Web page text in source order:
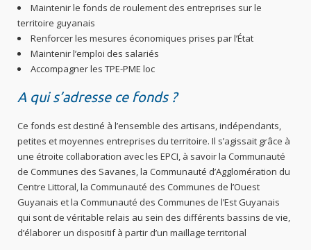
Maintenir le fonds de roulement des entreprises sur le
territoire guyanais
Renforcer les mesures économiques prises par l’État
Maintenir l’emploi des salariés
Accompagner les TPE-PME loc
A qui s’adresse ce fonds ?
Ce fonds est destiné à l’ensemble des artisans, indépendants,
petites et moyennes entreprises du territoire. Il s’agissait grâce à
une étroite collaboration avec les EPCI, à savoir la Communauté
de Communes des Savanes, la Communauté d’Agglomération du
Centre Littoral, la Communauté des Communes de l’Ouest
Guyanais et la Communauté des Communes de l’Est Guyanais
qui sont de véritable relais au sein des différents bassins de vie,
d’élaborer un dispositif à partir d’un maillage territorial